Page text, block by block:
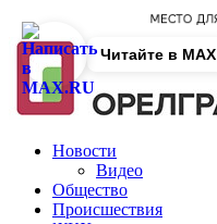
Новости
Видео
Общество
Происшествия
Читайте в MAX